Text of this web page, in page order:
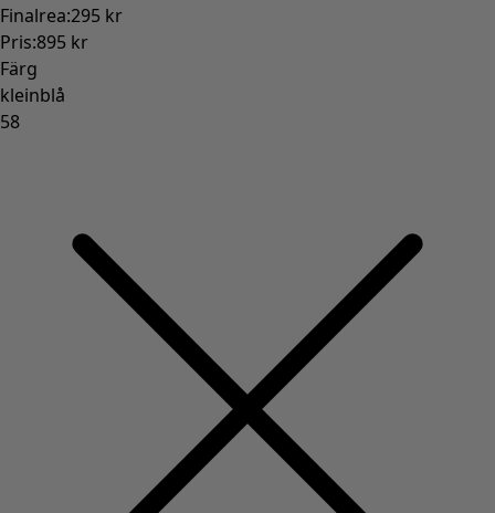
Rum
Klassisk och allmoge inredning